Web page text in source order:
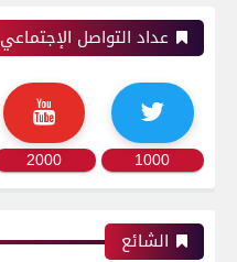
عداد التواصل الإجتماعي
1000
2000
الشائع